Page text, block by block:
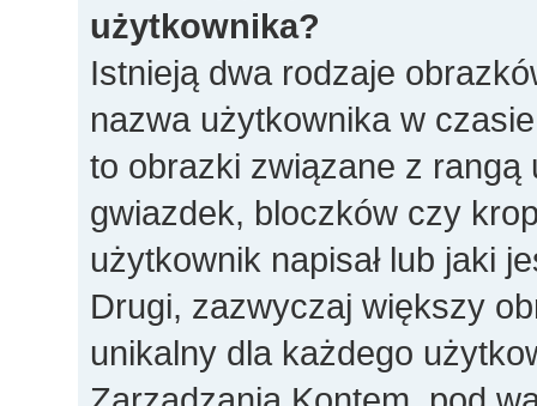
użytkownika?
Istnieją dwa rodzaje
nazwa użytkownika w
to obrazki związane z
gwiazdek, bloczków czy
użytkownik napisał lub jaki
Drugi, zazwyczaj większy
unikalny dla każdego